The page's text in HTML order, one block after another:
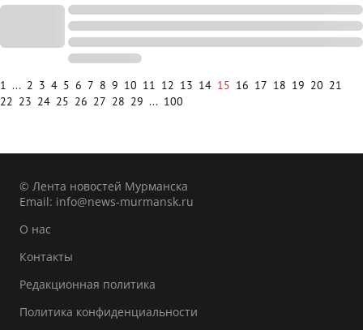
1 ... 2 3 4 5 6 7 8 9 10 11 12 13 14 15 16 17 18 19 20 21
22 23 24 25 26 27 28 29 ... 100
© Лента новостей Мурманска
Email: info@news-murmansk.ru
О нас
Контакты
Редакционная политика
Политика конфиденциальности